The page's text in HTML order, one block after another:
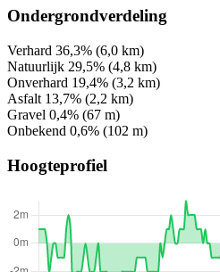
Ondergrondverdeling
Verhard 36,3% (6,0 km)
Natuurlijk 29,5% (4,8 km)
Onverhard 19,4% (3,2 km)
Asfalt 13,7% (2,2 km)
Gravel 0,4% (67 m)
Onbekend 0,6% (102 m)
Hoogteprofiel